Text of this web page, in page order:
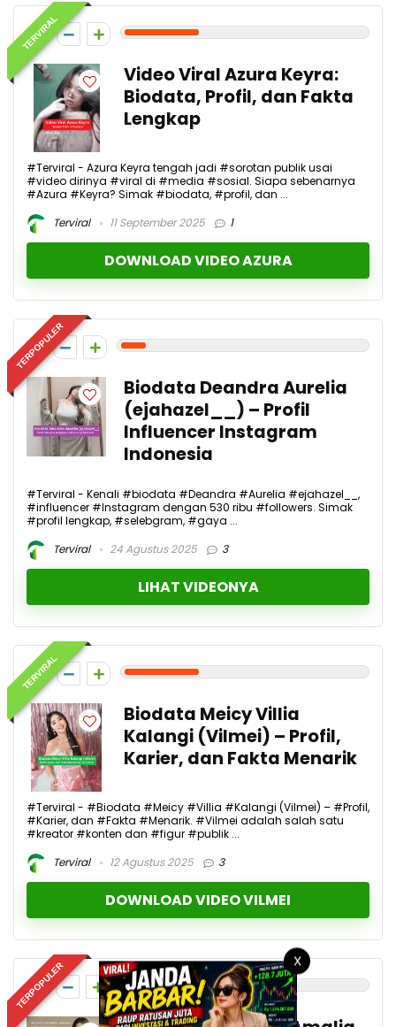
TERVIRAL
3
Video Viral Azura Keyra:
Biodata, Profil, dan Fakta
Lengkap
#Terviral - Azura Keyra tengah jadi #sorotan publik usai
#video dirinya #viral di #media #sosial. Siapa sebenarnya
#Azura #Keyra? Simak #biodata, #profil, dan ...
Terviral
11 September 2025 1
DOWNLOAD VIDEO AZURA
TERPOPULER
1
Biodata Deandra Aurelia
(ejahazel__) – Profil
Influencer Instagram
Indonesia
#Terviral - Kenali #biodata #Deandra #Aurelia #ejahazel__,
#influencer #Instagram dengan 530 ribu #followers. Simak
#profil lengkap, #selebgram, #gaya ...
Terviral
24 Agustus 2025 3
LIHAT VIDEONYA
TERVIRAL
3
Biodata Meicy Villia
Kalangi (Vilmei) – Profil,
Karier, dan Fakta Menarik
#Terviral - #Biodata #Meicy #Villia #Kalangi (Vilmei) – #Profil,
#Karier, dan #Fakta #Menarik. #Vilmei adalah salah satu
#kreator #konten dan #figur #publik ...
Terviral
12 Agustus 2025 3
DOWNLOAD VIDEO VILMEI
TERPOPULER
2
X